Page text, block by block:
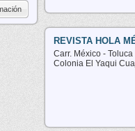
REVISTA HOLA
Carr. México -
Colonia El Yaqui